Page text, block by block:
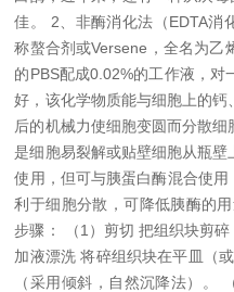
佳。 2、非酶消化法（EDTA消
称螯合剂或Versene，全名为乙
的PBS配成0.02%的工作液，对
好，该化学物质能与细胞上的
后的机械力使细胞变圆而分散
是细胞易裂解或贴壁细胞从瓶
使用，但可与胰蛋白酶混合使
利于细胞分散，可降低胰酶的
步骤：
（1）剪切 把组织块剪
加液漂洗 将碎组织块在平皿（
（采用倾斜，自然沉降法）。